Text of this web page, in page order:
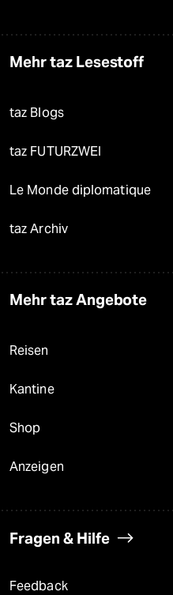
Mehr taz Lesestoff
taz Blogs
taz FUTURZWEI
Le Monde diplomatique
taz Archiv
Mehr taz Angebote
Reisen
Kantine
Shop
Anzeigen
Fragen & Hilfe
Feedback